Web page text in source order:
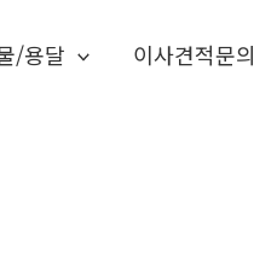
/용달 이사견적문의